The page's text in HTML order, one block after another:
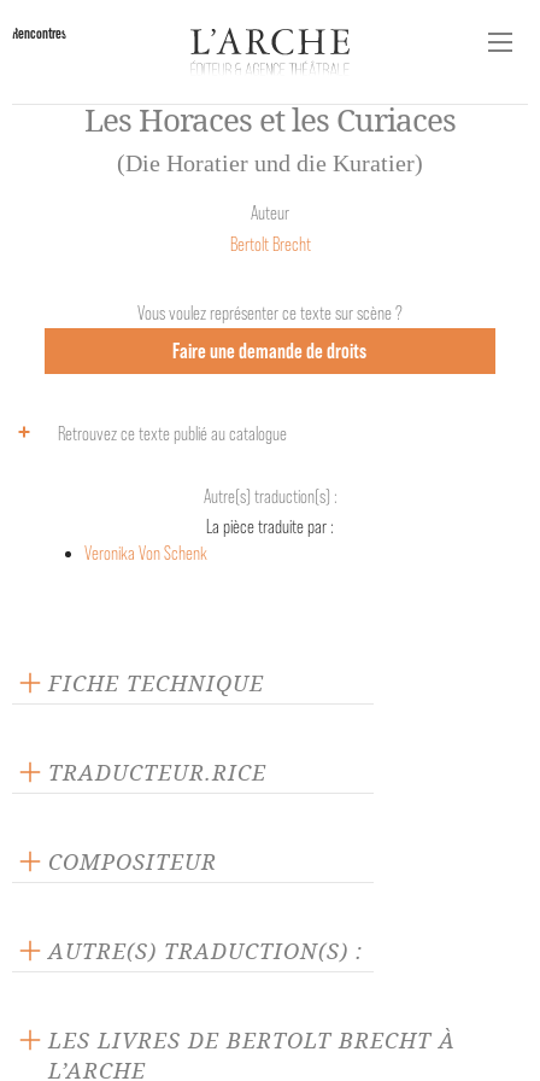
Rencontres
Les Horaces et les Curiaces
(Die Horatier und die Kuratier)
Auteur
Bertolt Brecht
Vous voulez représenter ce texte sur scène ?
Faire une demande de droits
Retrouvez ce texte publié au catalogue
Autre(s) traduction(s) :
La pièce traduite par :
Veronika Von Schenk
FICHE TECHNIQUE
Langue source : allemand
Nombre de personnages masculins : 6
TRADUCTEUR.RICE
COMPOSITEUR
AUTRE(S) TRADUCTION(S) :
LES LIVRES DE BERTOLT BRECHT À
L’ARCHE